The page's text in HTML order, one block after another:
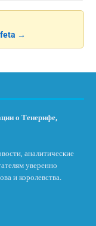
→
о Тенерифе,
аналитические
уверенно
и королевства.